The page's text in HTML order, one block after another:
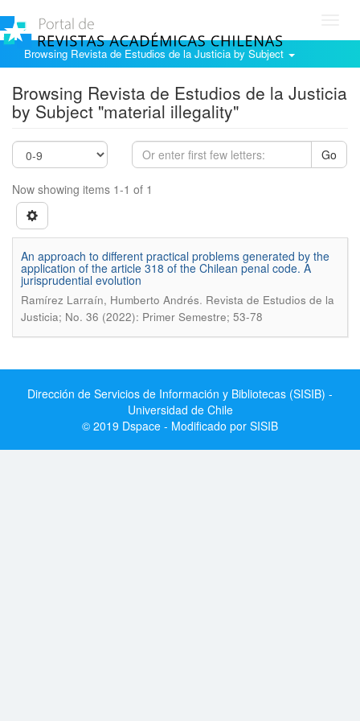
Browsing Revista de Estudios de la Justicia by Subject
Browsing Revista de Estudios de la Justicia
by Subject "material illegality"
Go
Now showing items 1-1 of 1
An approach to different practical problems generated by the
application of the article 318 of the Chilean penal code. A
jurisprudential evolution
Ramírez Larraín, Humberto Andrés. Revista de Estudios de la
Justicia; No. 36 (2022): Primer Semestre; 53-78
Dirección de Servicios de Información y Bibliotecas (SISIB) -
Universidad de Chile
© 2019 Dspace - Modificado por SISIB